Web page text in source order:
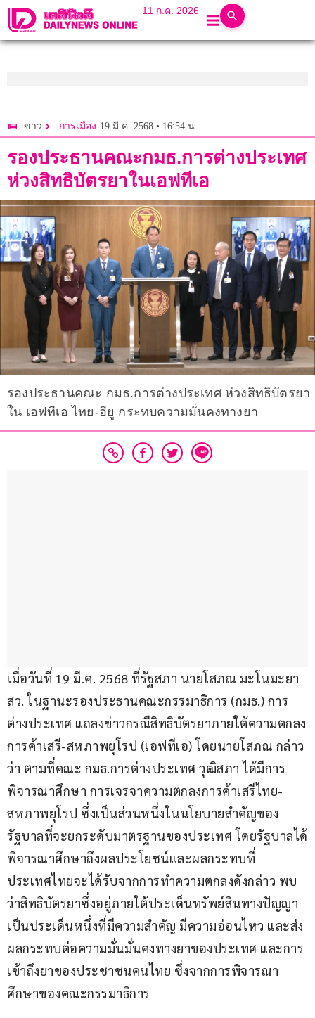
11 ก.ค. 2026
ข่าว การเมือง 19 มี.ค. 2568 • 16:54 น.
รองประธานคณะกมธ.การต่างประเทศ
ห่วงสิทธิบัตรยาในเอฟทีเอ
รองประธานคณะ กมธ.การต่างประเทศ ห่วงสิทธิบัตรยา
ใน เอฟทีเอ ไทย-อียู กระทบความมั่นคงทางยา
เมื่อวันที่ 19 มี.ค. 2568 ที่รัฐสภา นายโสภณ มะโนมะยา
สว. ในฐานะรองประธานคณะกรรมาธิการ (กมธ.) การ
ต่างประเทศ แถลงข่าวกรณีสิทธิบัตรยาภายใต้ความตกลง
การค้าเสรี-สหภาพยุโรป (เอฟทีเอ) โดยนายโสภณ กล่าว
ว่า ตามที่คณะ กมธ.การต่างประเทศ วุฒิสภา ได้มีการ
พิจารณาศึกษา การเจรจาความตกลงการค้าเสรีไทย-
สหภาพยุโรป ซึ่งเป็นส่วนหนึ่งในนโยบายสำคัญของ
รัฐบาลที่จะยกระดับมาตรฐานของประเทศ โดยรัฐบาลได้
พิจารณาศึกษาถึงผลประโยชน์และผลกระทบที่
ประเทศไทยจะได้รับจากการทำความตกลงดังกล่าว พบ
ว่าสิทธิบัตรยาซึ่งอยู่ภายใต้ประเด็นทรัพย์สินทางปัญญา
เป็นประเด็นหนึ่งที่มีความสำคัญ มีความอ่อนไหว และส่ง
ผลกระทบต่อความมั่นมั่นคงทางยาของประเทศ และการ
เข้าถึงยาของประชาชนคนไทย ซึ่งจากการพิจารณา
ศึกษาของคณะกรรมาธิการ